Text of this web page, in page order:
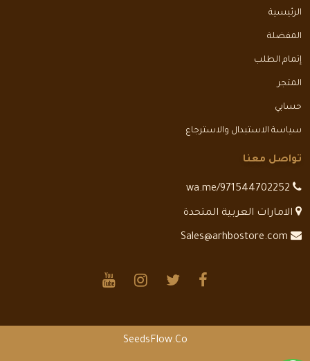
الرئيسية
المفضلة
إتمام الطلب
المتجر
حسابي
سياسة الاستبدال والاسترجاع
تواصل معنا
الامارات العربية المتحدة
SeedsFlow.Co